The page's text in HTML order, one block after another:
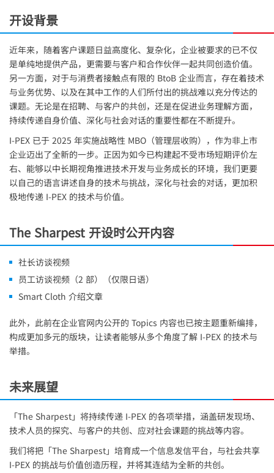
开设背景
近年来，随着客户课题日益高度化、复杂化，企业被要求的已不仅
是单纯地提供产品，更需要与客户和合作伙伴一起共同创造价值。
另一方面，对于与消费者接触点有限的 BtoB 企业而言，存在着技术
与业务优势、以及在其中工作的人们所付出的挑战难以充分传达的
课题。无论是在招聘、与客户的共创，还是在促进业务理解方面，
持续传递自身价值、深化与社会对话的重要性都在不断提升。
I-PEX 已于 2025 年实施战略性 MBO（管理层收购），作为非上市
企业迈出了全新的一步。正因为如今已构建起不受市场短期评价左
右、能够以中长期视角推进技术开发与业务成长的环境，我们更要
以自己的语言讲述自身的技术与挑战，深化与社会的对话，更加积
极地传递 I-PEX 的技术与价值。
The Sharpest 开设时公开内容
社长访谈视频
员工访谈视频（2 部）（仅限日语）
Smart Cloth 介绍文章
此外，此前在企业官网内公开的 Topics 内容也已按主题重新编排，
构成更加多元的版块，让读者能够从多个角度了解 I-PEX 的技术与
举措。
未来展望
「The Sharpest」将持续传递 I-PEX 的各项举措，涵盖研发现场、
技术人员的探究、与客户的共创、应对社会课题的挑战等内容。
我们将把「The Sharpest」培育成一个信息发信平台，与社会共享
I-PEX 的挑战与价值创造历程，并将其连结为全新的共创。